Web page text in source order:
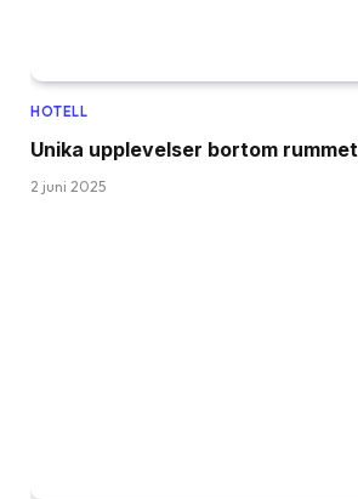
HOTELL
Unika upplevelser bortom rummet
2 juni 2025